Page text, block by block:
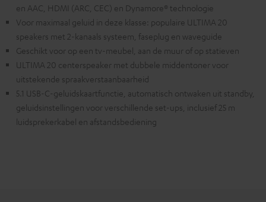
en AAC, HDMI (ARC, CEC) en Dynamore® technologie
Voor maximaal geluid in deze klasse: populaire ULTIMA 20
speakers met 2-kanaals systeem, faseplug en waveguide
Geschikt voor op een tv-meubel, aan de muur of op statieven
ULTIMA 20 centerspeaker met dubbele middentoner voor
uitstekende spraakverstaanbaarheid
5.1 USB-C-geluidskaartfunctie, automatisch ontwaken uit standby,
geluidsinstellingen voor verschillende set-ups, inclusief 25 m
luidsprekerkabel en afstandsbediening